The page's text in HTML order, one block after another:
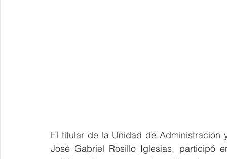
El titular de la Unidad de Administración
José Gabriel Rosillo Iglesias, participó